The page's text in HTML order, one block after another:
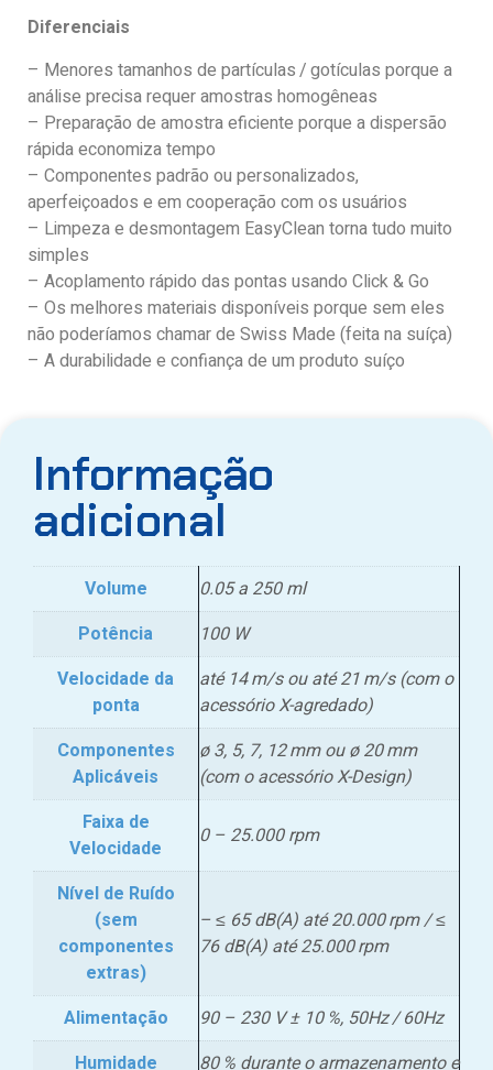
Diferenciais
– Menores tamanhos de partículas / gotículas porque a
análise precisa requer amostras homogêneas
– Preparação de amostra eficiente porque a dispersão
rápida economiza tempo
– Componentes padrão ou personalizados,
aperfeiçoados e em cooperação com os usuários
– Limpeza e desmontagem EasyClean torna tudo muito
simples
– Acoplamento rápido das pontas usando Click & Go
– Os melhores materiais disponíveis porque sem eles
não poderíamos chamar de Swiss Made (feita na suíça)
– A durabilidade e confiança de um produto suíço
Informação
adicional
Volume
0.05 a 250 ml
Potência
100 W
Velocidade da
ponta
até 14 m/s ou até 21 m/s (com o
acessório X-agredado)
Componentes
Aplicáveis
ø 3, 5, 7, 12 mm ou ø 20 mm
(com o acessório X-Design)
Faixa de
Velocidade
0 – 25.000 rpm
Nível de Ruído
(sem
componentes
extras)
– ≤ 65 dB(A) até 20.000 rpm / ≤
76 dB(A) até 25.000 rpm
Alimentação
90 – 230 V ± 10 %, 50Hz / 60Hz
Humidade
80 % durante o armazenamento e